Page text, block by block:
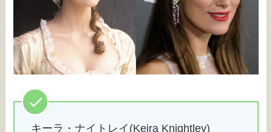
キーラ・ナイトレイ(Keira Knightley)